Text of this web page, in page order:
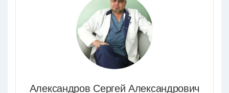
Александров Сергей Александрович